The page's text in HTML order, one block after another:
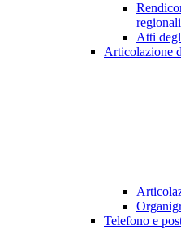
Atti
Articolazione
Telefono e